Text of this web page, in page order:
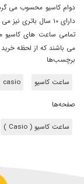
دارای 10 سال باتری نیز می باشد .
می باشند که از لحظه
برچسب‌ها
ساعت کاسیو casio
صفحه‌ها
ساعت کاسیو ( Casio )